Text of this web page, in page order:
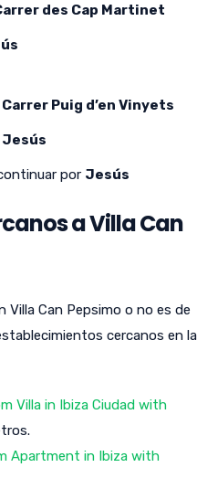
des Cap Martinet
Carrer Puig d’en Vinyets
Jesús
por Jesús
a Villa Can
Villa Can Pepsimo o no es de
cercanos en la
Villa in Ibiza Ciudad with
Apartment in Ibiza with